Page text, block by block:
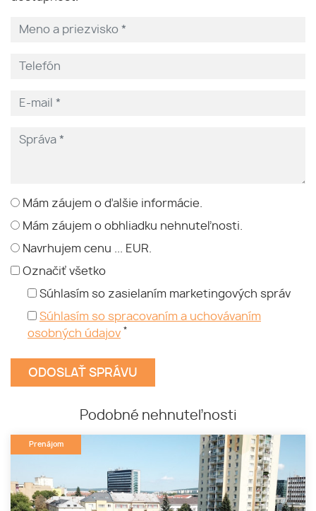
Mám záujem o ďalšie informácie.
Mám záujem o obhliadku nehnuteľnosti.
Navrhujem cenu ... EUR.
Označiť všetko
Súhlasím so zasielaním marketingových správ
Súhlasím so spracovaním a uchovávaním
osobných údajov *
Podobné nehnuteľnosti
Prenájom